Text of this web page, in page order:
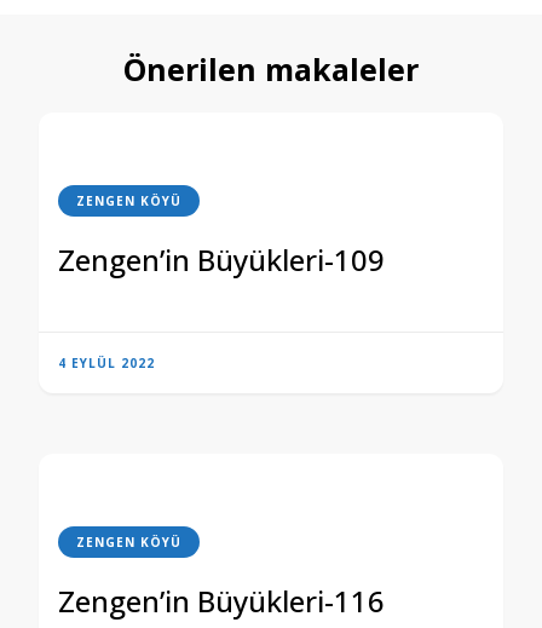
Önerilen makaleler
ZENGEN KÖYÜ
Zengen’in Büyükleri-109
4 EYLÜL 2022
ZENGEN KÖYÜ
Zengen’in Büyükleri-116